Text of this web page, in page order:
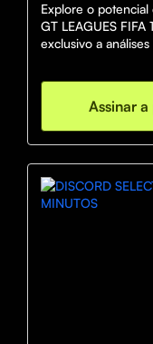
Explore o potencial
GT LEAGUES FIFA
exclusivo a
especialistas. Com
personalizadas
de 8 minutos
apostas a um novo
disponíveis.
Select! 🚀⚽💰
Assinar